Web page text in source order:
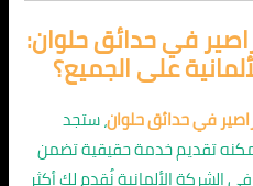
في حدائق حلوان:
على الجميع؟
في حدائق حلوان، ستجد
يمكنه تقديم خدمة حقيقية تضمن
الشركة الألمانية نُقدم لك أكثر